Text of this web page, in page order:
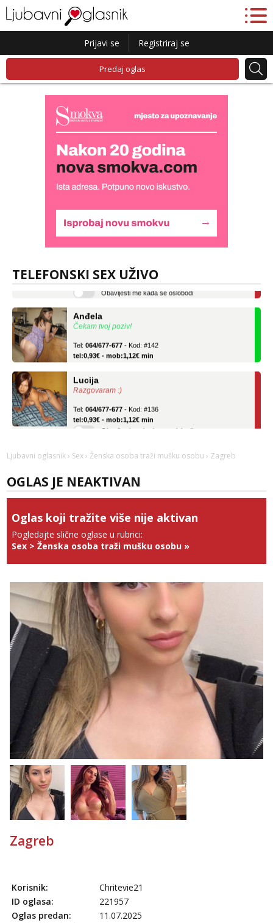
Prijavi se Registriraj se
Predaj oglas
TELEFONSKI SEX UŽIVO
tel:0,93€ - mob:1,12€ min
Čekam tvoj poziv!
tel:0,93€ - mob:1,12€ min
Razgovaram :)
tel:0,93€ - mob:1,12€ min
Obavijesti me kada se oslobodi
Čekam tvoj poziv!
tel:0,93€ - mob:1,12€ min
Ljubavni oglasnik › Sex › Ženska osoba traži mušku osobu › Zagreb
OGLAS JE NEAKTIVAN
Oglas koji tražite više nije aktivan
Pogledajte slične oglase u rubrici:
Sex > Ženska osoba traži mušku osobu »
Zagreb
Korisnik:
Chritevie21
ID oglasa:
221957
Oglas predan:
11.07.2025